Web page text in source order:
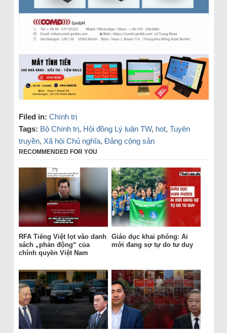
Filed in: Chính trị
Tags: Bộ Chính trị, Hội đồng Lý luận TW, hot, Tuyên
truyền, Xã hội Chủ nghĩa, Đảng cộng sản
RECOMMENDED FOR YOU
RFA Tiếng Việt lọt vào danh
sách „phản động“ của
chính quyền Việt Nam
Giáo dục khai phóng: Ai
mới đang sợ tự do tư duy